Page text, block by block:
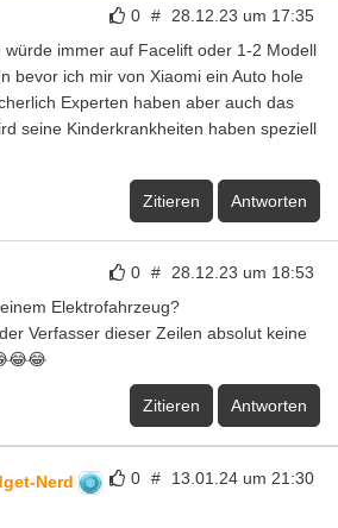
0 # 28.12.23 um 17:35
würde immer auf Facelift oder 1-2 Modell
bevor ich mir von Xiaomi ein Auto hole
Experten haben aber auch das
seine Kinderkrankheiten haben speziell
Zitieren Antworten
0 # 28.12.23 um 18:53
Elektrofahrzeug?
Verfasser dieser Zeilen absolut keine
Zitieren Antworten
0 # 13.01.24 um 21:30
Nerd